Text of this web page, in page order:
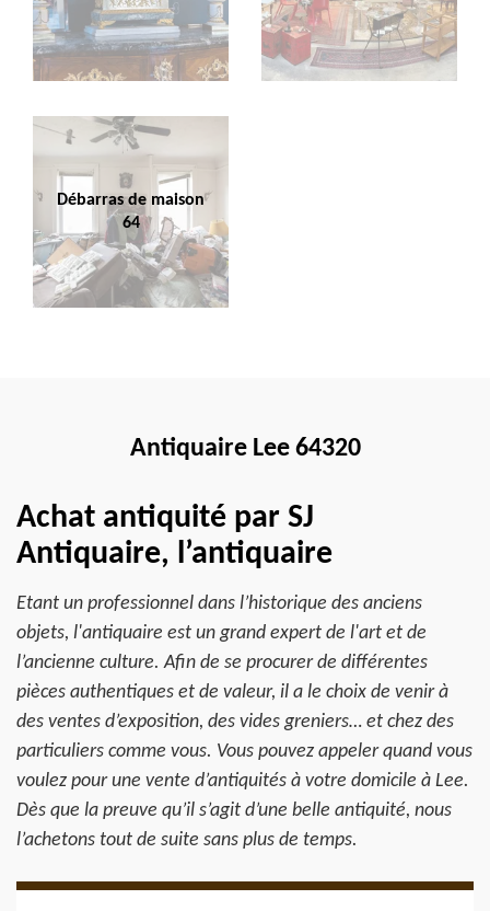
Débarras de maison
64
Antiquaire Lee 64320
Achat antiquité par SJ
Antiquaire, l’antiquaire
Etant un professionnel dans l’historique des anciens
objets, l'antiquaire est un grand expert de l'art et de
l’ancienne culture. Afin de se procurer de différentes
pièces authentiques et de valeur, il a le choix de venir à
des ventes d’exposition, des vides greniers… et chez des
particuliers comme vous. Vous pouvez appeler quand vous
voulez pour une vente d’antiquités à votre domicile à Lee.
Dès que la preuve qu’il s’agit d’une belle antiquité, nous
l’achetons tout de suite sans plus de temps.